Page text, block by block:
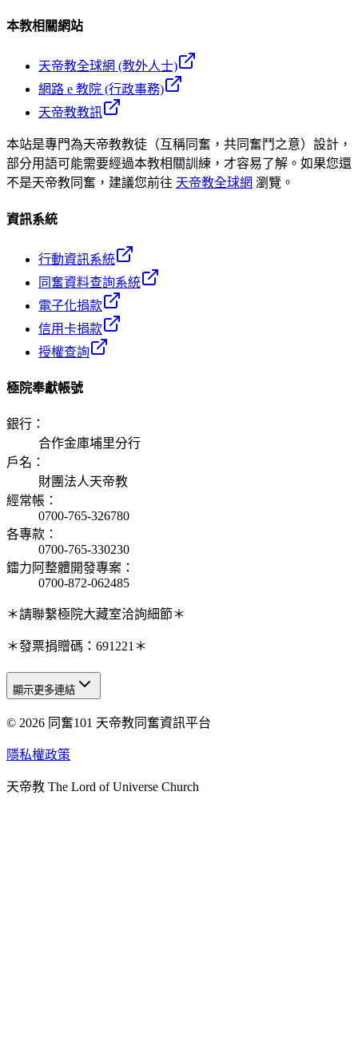
本教相關網站
天帝教全球網 (教外人士)
網路 e 教院 (行政事務)
天帝教教訊
本站是專門為天帝教教徒（互稱同奮，共同奮鬥之意）設計，
部分用語可能需要經過本教相關訓練，才容易了解。如果您還
不是天帝教同奮，建議您前往 天帝教全球網 瀏覽。
資訊系統
行動資訊系統
同奮資料查詢系統
電子化捐款
信用卡捐款
授權查詢
極院奉獻帳號
銀行 ：
合作金庫埔里分行
戶名 ：
財團法人天帝教
經常帳 ：
0700-765-326780
各專款 ：
0700-765-330230
鐳力阿整體開發專案 ：
0700-872-062485
＊請聯繫極院大藏室洽詢細節＊
＊發票捐贈碼：691221＊
天人研究總院
天人研究學院
天人炁功院
顯示更多連結
© 2026 同奮101 天帝教同奮資訊平台
隱私權政策
天帝教 The Lord of Universe Church